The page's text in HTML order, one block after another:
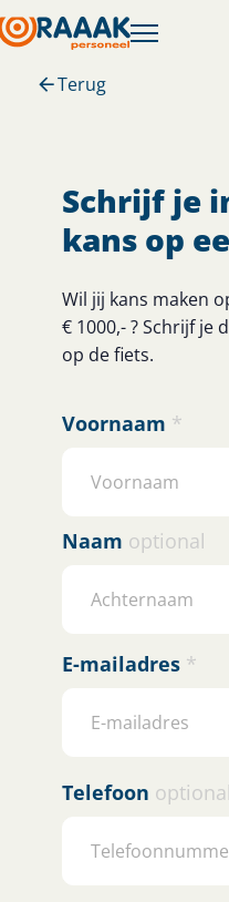
Terug
Schrijf je
kans op
Wil jij kans maken
€ 1000,- ? Schrijf je
op de fiets.
Voornaam *
Naam optional
E-mailadres *
Telefoon optional